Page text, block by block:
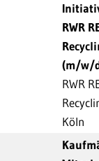
RWR
(m/w/
RWR
Köln